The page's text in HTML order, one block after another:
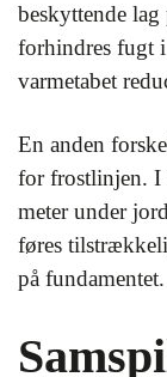
beskyttende
forhindres fugt
varmetabet
En anden
for frostlinjen. I
meter under
føres
på fundamentet.